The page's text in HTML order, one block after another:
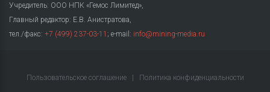
Учредитель: ООО НПК «Гемос Лимитед»,
Главный редактор: Е.В. Анистратова,
тел./факс: +7 (499) 237-03-11 ; e-mail: info@mining-media.ru
Пользовательское соглашение Политика конфиденциальности